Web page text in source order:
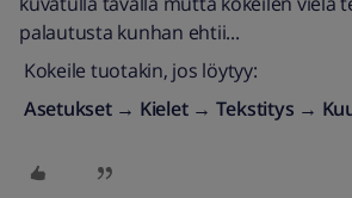
palautusta kunhan ehtii...
Kokeile tuotakin, jos löytyy:
Asetukset → Kielet → Tekstitys →